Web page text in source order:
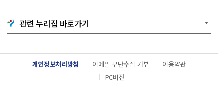
기
G
o
g
l
e
l
e
서
다
운
드
관련 누리집 바로가기
개인정보처리방침 이메일 무단수집 거부
이용약관
PC버전